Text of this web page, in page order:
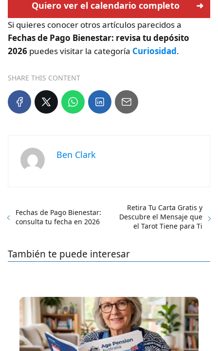
Quiero ver el calendario completo
Si quieres conocer otros artículos parecidos a
Fechas de Pago Bienestar: revisa tu depósito
2026 puedes visitar la categoría Curiosidad.
SHARE THIS CONTENT
Ben Clark
Fechas de Pago Bienestar:
consulta tu fecha en 2026
Retira Tu Carta Gratis y
Descubre el Mensaje que
el Tarot Tiene para Ti
También te puede interesar